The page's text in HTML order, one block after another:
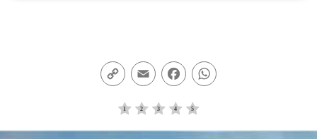
WhatsApp
Facebook
Email